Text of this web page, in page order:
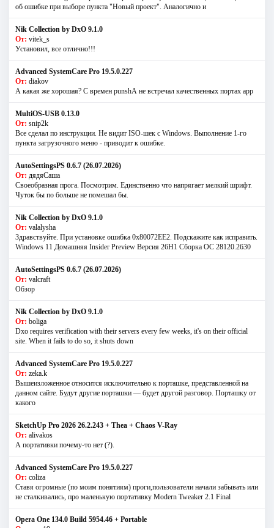
об ошибке при выборе пункта "Новый проект". Аналогично и
Nik Collection by DxO 9.1.0
От: vitek_s
Установил, все отлично!!!
Advanced SystemCare Pro 19.5.0.227
От: diakov
А какая же хорошая? С времен punshА не встречал качественных портах app
MultiOS-USB 0.13.0
От: snip2k
Все сделал по инструкции. Не видит ISO-шек с Windows. Выполнение 1-го
пункта загрузочного меню - приводит к ошибке.
AutoSettingsPS 0.6.7 (26.07.2026)
От: дядяСаша
Своеобразная прога. Посмотрим. Единственно что напрягает мелкий шрифт.
Чуток бы по больше не помешал бы.
Nik Collection by DxO 9.1.0
От: valalysha
Здравствуйте. При установке ошибка 0х80072EE2. Подскажите как исправить.
Windows 11 Домашняя Insider Preview Версия 26H1 Сборка ОС 28120.2630
AutoSettingsPS 0.6.7 (26.07.2026)
От: valcraft
Обзор
Nik Collection by DxO 9.1.0
От: boliga
Dxo requires verification with their servers every few weeks, it's on their official
site. When it fails to do so, it shuts down
Advanced SystemCare Pro 19.5.0.227
От: zeka.k
Вышеизложенное относится исключительно к порташке, представленной на
данном сайте. Будут другие порташки — будет другой разговор. Порташку от
какого
SketchUp Pro 2026 26.2.243 + Thea + Chaos V-Ray
От: alivakos
А портативки почему-то нет (?).
Advanced SystemCare Pro 19.5.0.227
От: coliza
Ставя огромные (по моим понятиям) проги,пользователи начали забывать или
не сталкивались, про маленькую портативку Modern Tweaker 2.1 Final
Opera One 134.0 Build 5954.46 + Portable